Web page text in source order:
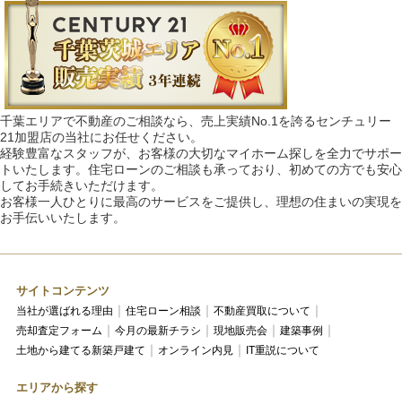
千葉エリアで不動産のご相談なら、売上実績No.1を誇るセンチュリー
21加盟店の当社にお任せください。
経験豊富なスタッフが、お客様の大切なマイホーム探しを全力でサポー
トいたします。住宅ローンのご相談も承っており、初めての方でも安心
してお手続きいただけます。
お客様一人ひとりに最高のサービスをご提供し、理想の住まいの実現を
お手伝いいたします。
サイトコンテンツ
当社が選ばれる理由 住宅ローン相談
不動産買取について
売却査定フォーム
今月の最新チラシ 現地販売会
建築事例
土地から建てる新築戸建て
オンライン内見 IT重説について
エリアから探す